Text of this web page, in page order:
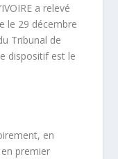
a relevé
le 29 décembre
Tribunal de
dispositif est le
en
premier